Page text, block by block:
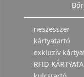
neszesszer
kártyatartó
exkluzív
RFID